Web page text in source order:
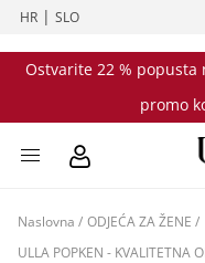
HR |SLO
Ostvarite 22 %
promo
Naslovna / ODJEĆA ZA ŽENE /
ULLA POPKEN - KVALITETNA